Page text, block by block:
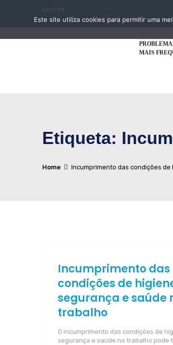
info@disciplinar.pt| 09h00 - 19h00
MAIS
Etiqueta:
Home Incumprimento das condições de
Incumprimento das
condições de
segurança e saúde
trabalho
O incumprimento das condições de
segurança e saúde no trabalho pode
Este site utiliza cookies para permitir uma